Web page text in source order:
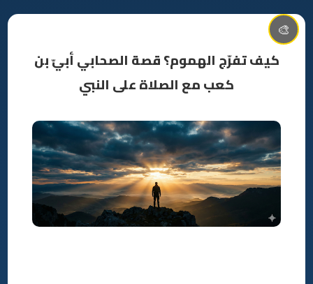
🎨
كيف تفرّج الهموم؟ قصة الصحابي أبيّ بن
كعب مع الصلاة على النبي